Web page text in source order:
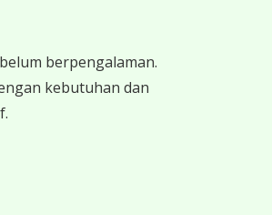
berpengalaman.
kebutuhan dan